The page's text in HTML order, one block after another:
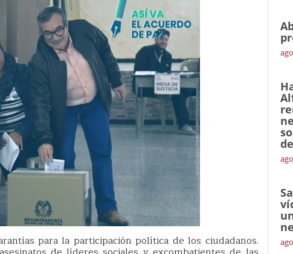
para la participación política de los ciudadanos.